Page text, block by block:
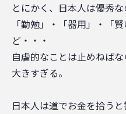
とにかく、日本人は優秀な
「勤勉」・「器用」・「
ど・・・
自虐的なことは止めねば
大きすぎる。
日本人は道でお金を拾うと